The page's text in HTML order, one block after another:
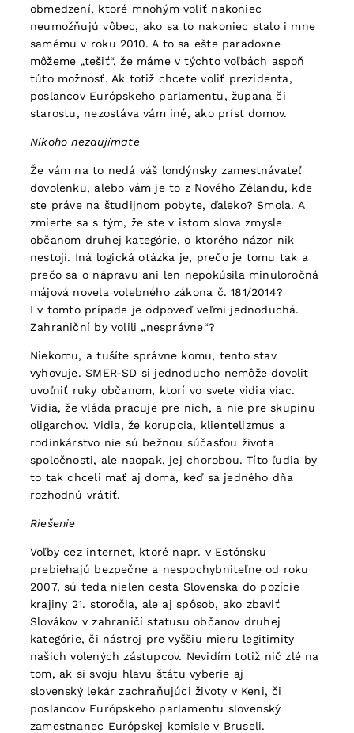
obmedzení, ktoré mnohým voliť nakoniec
neumožňujú vôbec, ako sa to nakoniec stalo i mne
samému v roku 2010. A to sa ešte paradoxne
môžeme „tešiť“, že máme v týchto voľbách aspoň
túto možnosť. Ak totiž chcete voliť prezidenta,
poslancov Európskeho parlamentu, župana či
starostu, nezostáva vám iné, ako prísť domov.
Nikoho nezaujímate
Že vám na to nedá váš londýnsky zamestnávateľ
dovolenku, alebo vám je to z Nového Zélandu, kde
ste práve na študijnom pobyte, ďaleko? Smola. A
zmierte sa s tým, že ste v istom slova zmysle
občanom druhej kategórie, o ktorého názor nik
nestojí. Iná logická otázka je, prečo je tomu tak a
prečo sa o nápravu ani len nepokúsila minuloročná
májová novela volebného zákona č. 181/2014?
I v tomto prípade je odpoveď veľmi jednoduchá.
Zahraniční by volili „nesprávne“?
Niekomu, a tušíte správne komu, tento stav
vyhovuje. SMER-SD si jednoducho nemôže dovoliť
uvoľniť ruky občanom, ktorí vo svete vidia viac.
Vidia, že vláda pracuje pre nich, a nie pre skupinu
oligarchov. Vidia, že korupcia, klientelizmus a
rodinkárstvo nie sú bežnou súčasťou života
spoločnosti, ale naopak, jej chorobou. Títo ľudia by
to tak chceli mať aj doma, keď sa jedného dňa
rozhodnú vrátiť.
Riešenie
Voľby cez internet, ktoré napr. v Estónsku
prebiehajú bezpečne a nespochybniteľne od roku
2007, sú teda nielen cesta Slovenska do pozície
krajiny 21. storočia, ale aj spôsob, ako zbaviť
Slovákov v zahraničí statusu občanov druhej
kategórie, či nástroj pre vyššiu mieru legitimity
našich volených zástupcov. Nevidím totiž nič zlé na
tom, ak si svoju hlavu štátu vyberie aj
slovenský lekár zachraňujúci životy v Keni, či
poslancov Európskeho parlamentu slovenský
zamestnanec Európskej komisie v Bruseli.